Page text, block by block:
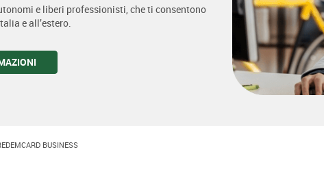
e liberi professionisti, che ti consentono
e all’estero.
BUSINESS